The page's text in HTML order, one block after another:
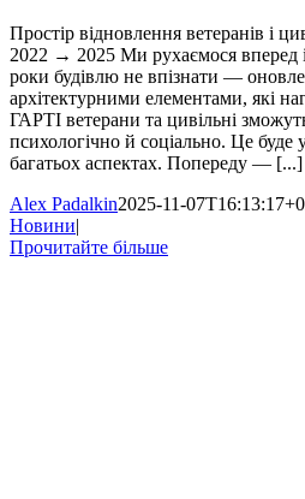
Простір відновлення ветеранів і
2022 → 2025 Ми рухаємося вперед
роки будівлю не впізнати —
архітектурними елементами, які
ГАРТІ ветерани та цивільні
психологічно й соціально. Це буде
багатьох аспектах. Попереду — [...]
Alex Padalkin2025-11-
Новини|
Прочитайте більше